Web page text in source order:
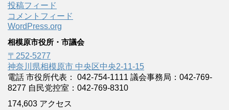
投稿フィード
コメントフィード
WordPress.org
相模原市役所・市議会
〒252-5277
神奈川県相模原市 中央区中央2-11-15
電話 市役所代表： 042-754-1111 議会事務局：042-769-
8277 自民党控室：042-769-8310
174,603 アクセス